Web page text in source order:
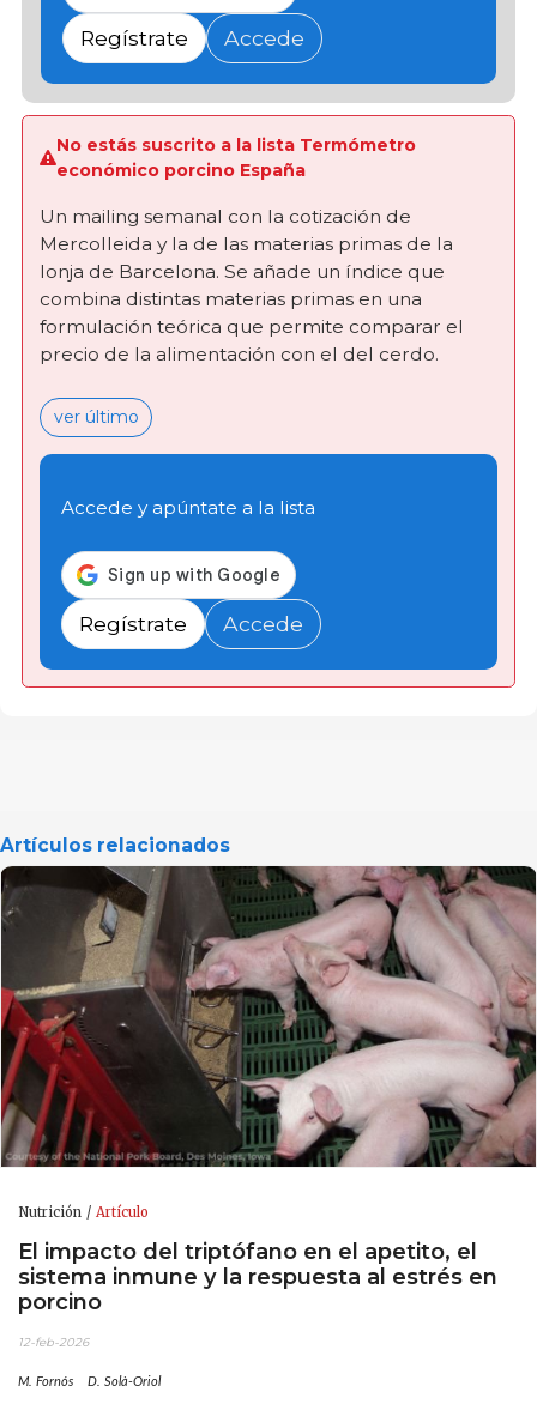
Regístrate Accede
No estás suscrito a la lista Termómetro
económico porcino España
Un mailing semanal con la cotización de
Mercolleida y la de las materias primas de la
lonja de Barcelona. Se añade un índice que
combina distintas materias primas en una
formulación teórica que permite comparar el
precio de la alimentación con el del cerdo.
ver último
Accede y apúntate a la lista
Regístrate Accede
Artículos relacionados
Nutrición Artículo
El impacto del triptófano en el apetito, el
sistema inmune y la respuesta al estrés en
porcino
12-feb-2026
M. Fornós D. Solà-Oriol